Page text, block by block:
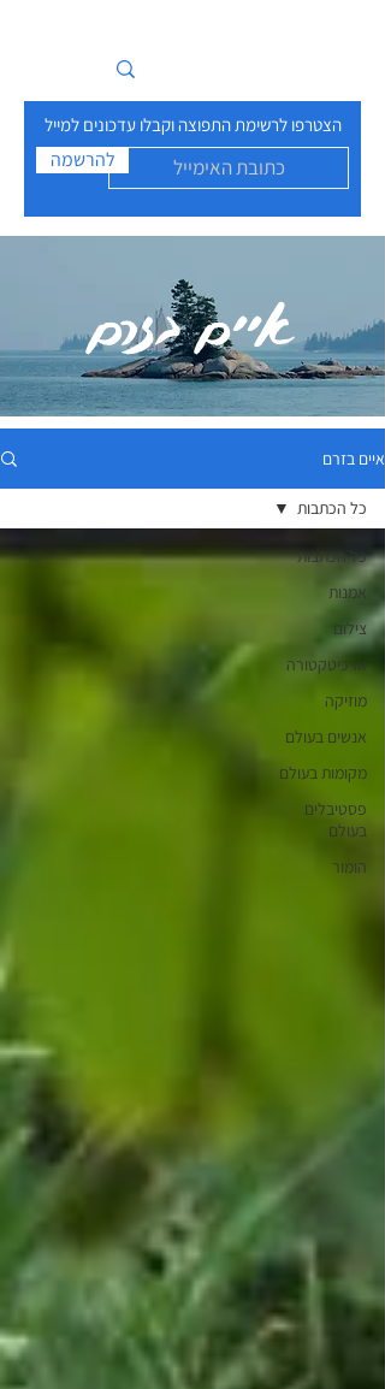
הצטרפו לרשימת התפוצה וקבלו עדכונים למייל
להרשמה
איים בזרם
איים בזרם
כל הכתבות
אמנות
צילום
ארכיטקטורה
מוזיקה
אנשים בעולם
מקומות בעולם
פסטיבלים
בעולם
הומור
כל הכתבות